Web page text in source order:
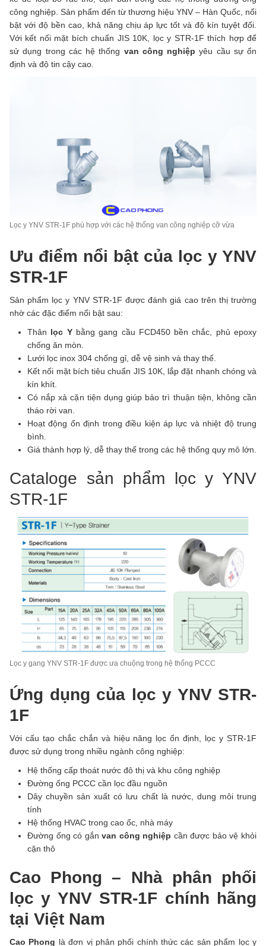
công nghiệp. Sản phẩm đến từ thương hiệu YNV – Hàn Quốc, nổi
bật với độ bền cao, khả năng chịu áp lực tốt và độ kín tuyệt đối.
Với kết nối mặt bích chuẩn JIS 10K, lọc y STR-1F thích hợp để
sử dụng trong các hệ thống van công nghiệp yêu cầu sự ổn
định và độ tin cậy cao.
Lọc y YNV STR-1F phù hợp với các hệ thống van công nghiệp cỡ vừa
Ưu điểm nổi bật của lọc y YNV
STR-1F
Sản phẩm lọc y YNV STR-1F được đánh giá cao trên thị trường
nhờ các đặc điểm nổi bật sau:
Thân lọc Ybằng gang cầu FCD450 bền chắc, phủ epoxy
chống ăn mòn.
Lưới lọc inox 304 chống gỉ, dễ vệ sinh và thay thế.
Kết nối mặt bích tiêu chuẩn JIS 10K, lắp đặt nhanh chóng và
kín khít.
Có nắp xả cặn tiện dụng giúp bảo trì thuận tiện, không cần
tháo rời van.
Hoạt động ổn định trong điều kiện áp lực và nhiệt độ trung
bình.
Giá thành hợp lý, dễ thay thế trong các hệ thống quy mô lớn.
Cataloge sản phẩm lọc y YNV
STR-1F
Lọc y gang YNV STR-1F được ưa chuộng trong hệ thống PCCC
Ứng dụng của lọc y YNV STR-
1F
Với cấu tạo chắc chắn và hiệu năng lọc ổn định, lọc y STR-1F
được sử dụng trong nhiều ngành công nghiệp:
Hệ thống cấp thoát nước đô thị và khu công nghiệp
Đường ống PCCC cần lọc đầu nguồn
Dây chuyền sản xuất có lưu chất là nước, dung môi trung
tính
Hệ thống HVAC trong cao ốc, nhà máy
Đường ống có gắnvan công nghiệp cần được bảo vệ khỏi
cặn thô
Cao Phong – Nhà phân phối
lọc y YNV STR-1F chính hãng
tại Việt Nam
Cao Phong là đơn vị phân phối chính thức các sản phẩm lọc y